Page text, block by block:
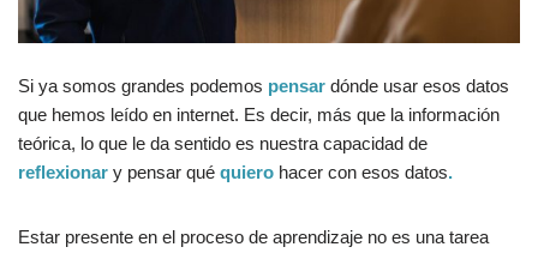
Si ya somos grandes podemos pensar dónde usar esos datos
que hemos leído en internet. Es decir, más que la información
teórica, lo que le da sentido es nuestra capacidad de
reflexionar y pensar qué quiero hacer con esos datos.
Estar presente en el proceso de aprendizaje no es una tarea